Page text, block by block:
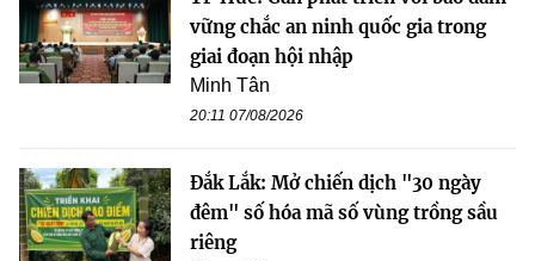
vững chắc an ninh quốc gia trong
giai đoạn hội nhập
Minh Tân
20:11 07/08/2026
Đắk Lắk: Mở chiến dịch "30 ngày
đêm" số hóa mã số vùng trồng sầu
riêng